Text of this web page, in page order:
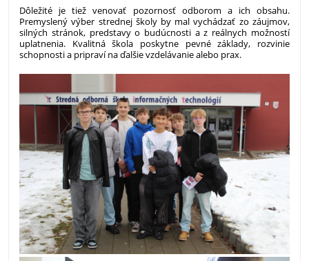
Dôležité je tiež venovať pozornosť odborom a ich obsahu.
Premyslený výber strednej školy by mal vychádzať zo záujmov,
silných stránok, predstavy o budúcnosti a z reálnych možností
uplatnenia. Kvalitná škola poskytne pevné základy, rozvinie
schopnosti a pripraví na ďalšie vzdelávanie alebo prax.